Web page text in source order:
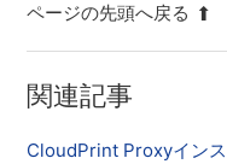
ページの先頭へ戻る
関連記事
CloudPrint Proxyイン